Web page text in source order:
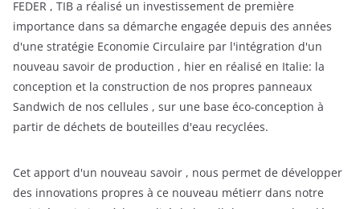
FEDER , TIB a réalisé un investissement de première
importance dans sa démarche engagée depuis des années
d'une stratégie Economie Circulaire par l'intégration d'un
nouveau savoir de production , hier en réalisé en Italie: la
conception et la construction de nos propres panneaux
Sandwich de nos cellules , sur une base éco-conception à
partir de déchets de bouteilles d'eau recyclées.
Cet apport d'un nouveau savoir , nous permet de développer
des innovations propres à ce nouveau métierr dans notre